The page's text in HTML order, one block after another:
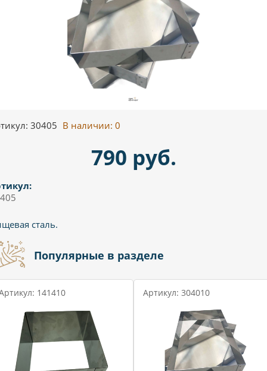
30405 В наличии: 0
790 руб.
сталь.
Популярные в разделе
141410 Артикул: 304010